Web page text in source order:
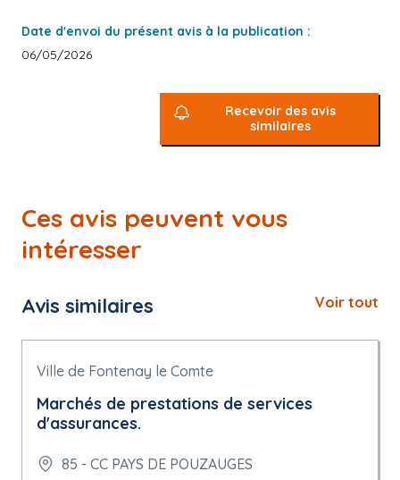
Date d'envoi du présent avis à la publication :
06/05/2026
Recevoir des avis
similaires
Ces avis peuvent vous
intéresser
Avis similaires Voir tout
Ville de Fontenay le Comte
Marchés de prestations de services
d'assurances.
85 - CC PAYS DE POUZAUGES